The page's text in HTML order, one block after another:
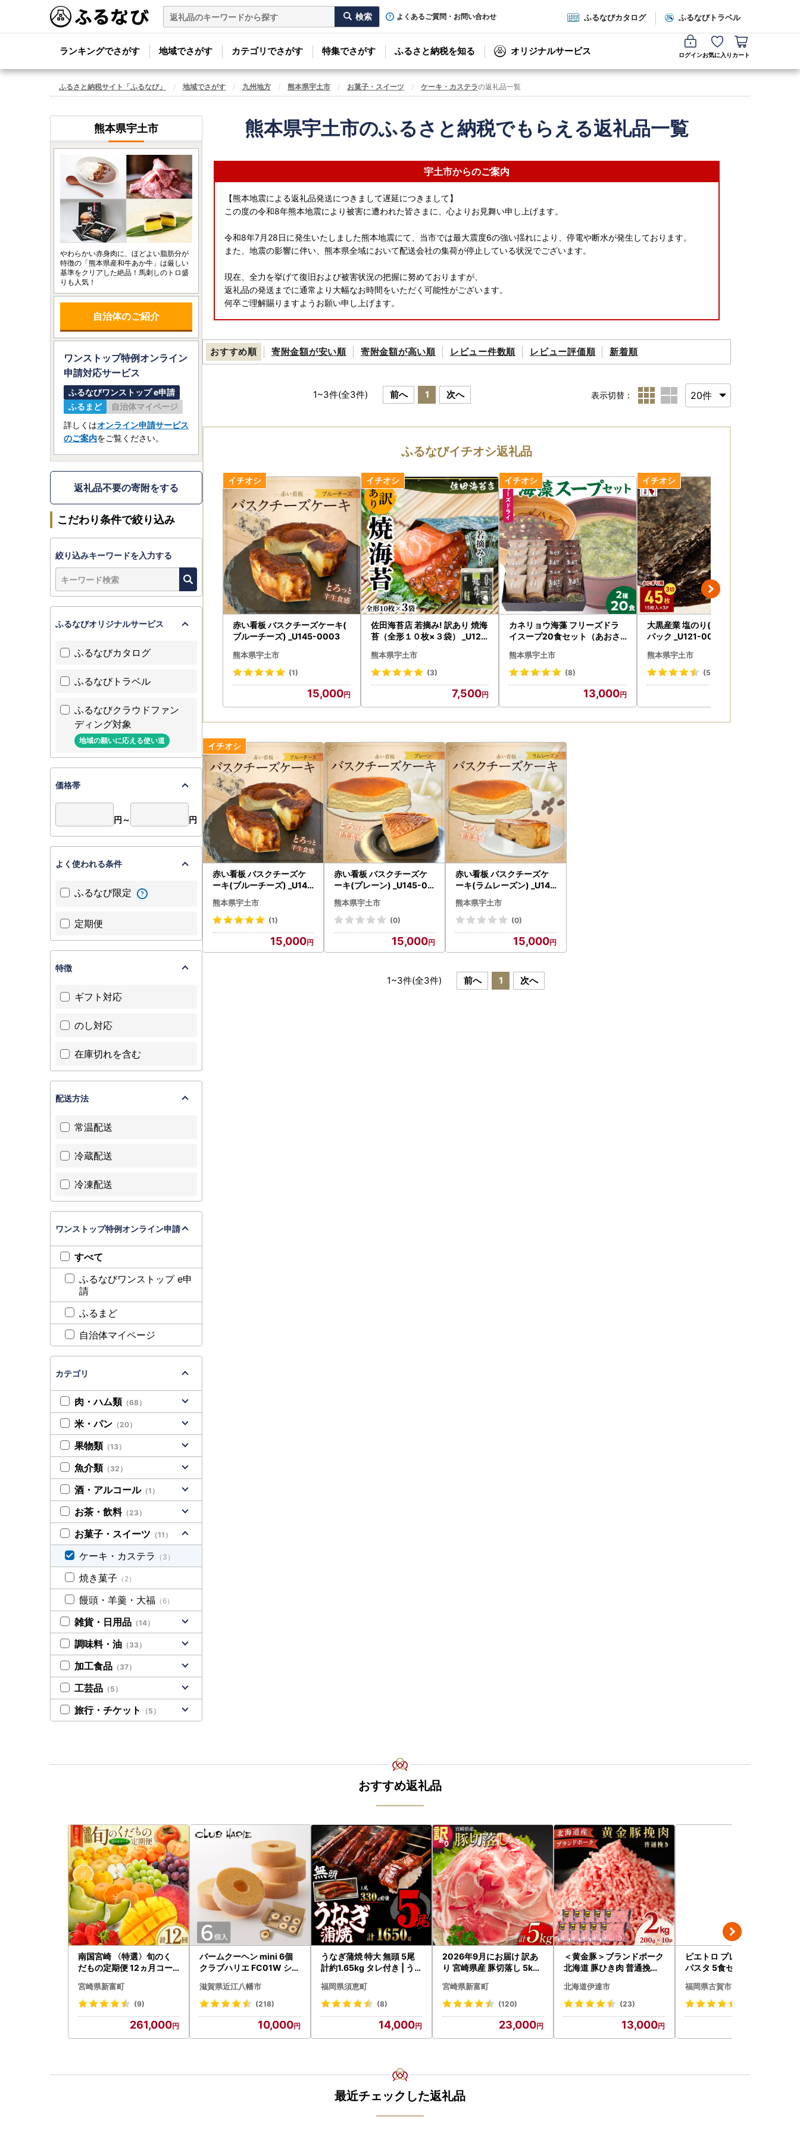
よくあるご質問・お問い合わせ ふるなびカタログ ふるなびトラベル
ランキングでさがす 地域でさがす カテゴリでさがす 特集でさがす ふるさと納税を知る オリジナルサービス ログインお気に入り カート
ふるさと納税サイト「ふるなび」 地域でさがす 九州地方 熊本県宇土市 お菓子・スイーツ ケーキ・カステラの返礼品一覧
熊本県宇土市のふるさと納税でもらえる返礼品一覧
宇土市からのご案内
【熊本地震による返礼品発送につきまして遅延につきまして】
この度の令和8年熊本地震により被害に遭われた皆さまに、心よりお見舞い申し上げます。
令和8年7月28日に発生いたしました熊本地震にて、当市では最大震度6の強い揺れにより、停電や断水が発生しております。
また、地震の影響に伴い、熊本県全域において配送会社の集荷が停止している状況でございます。
現在、全力を挙げて復旧および被害状況の把握に努めておりますが、
返礼品の発送までに通常より大幅なお時間をいただく可能性がございます。
何卒ご理解賜りますようお願い申し上げます。
おすすめ順 寄附金額が安い順 寄附金額が高い順 レビュー件数順 レビュー評価順 新着順
1~3件(全3件) 前へ 1 次へ 表示切替：
ふるなびイチオシ返礼品
赤い看板 バスクチーズケーキ(
ブルーチーズ) _U145-0003
熊本県宇土市
(1)
15,000
佐田海苔店 若摘み! 訳あり 焼海
苔（全形１０枚×３袋） _U12-
熊本県宇土市
(3)
7,500
カネリョウ海藻 フリーズドラ
イスープ20食セット（あおさ
味料無添加 _U19-0022
熊本県宇土市
(8)
13,000
大黒産業 塩のり(おにぎり用) 3
パック _U121-0011
熊本県宇土市
(5)
赤い看板 バスクチーズケ
ーキ(ブルーチーズ) _U145
-0003
熊本県宇土市
(1)
15,000
赤い看板 バスクチーズケ
ーキ(プレーン) _U145-00
01
熊本県宇土市
(0)
15,000
赤い看板 バスクチーズケ
ーキ(ラムレーズン) _U145
-0002
熊本県宇土市
(0)
15,000
1~3件(全3件) 前へ 1 次へ
熊本県宇土市
やわらかい赤身肉に、ほどよい脂肪分が
特徴の「熊本県産和牛あか牛」は厳しい
基準をクリアした絶品！馬刺しのトロ盛
りも人気！
自治体のご紹介
ワンストップ特例オンライン
申請対応サービス
ふるなびワンストップ e申請
ふるまど
自治体マイページ
詳しくはオンライン申請サービス
のご案内をご覧ください。
返礼品不要の寄附をする
こだわり条件で絞り込み
絞り込みキーワードを入力する
ふるなびオリジナルサービス
ふるなびカタログ
ふるなびトラベル
ふるなびクラウドファン
ディング対象
地域の願いに応える使い道
価格帯
円～ 円
よく使われる条件
ふるなび限定
定期便
特徴
ギフト対応
のし対応
在庫切れを含む
配送方法
常温配送
冷蔵配送
冷凍配送
ワンストップ特例オンライン申請
すべて
ふるなびワンストップ e申
請
ふるまど
自治体マイページ
カテゴリ
肉・ハム類 （68）
米・パン （20）
果物類 （13）
魚介類 （32）
酒・アルコール（1）
お茶・飲料（23）
お菓子・スイーツ （11）
ケーキ・カステラ （3）
焼き菓子 （2）
饅頭・羊羹・大福 （6）
雑貨・日用品 （14）
調味料・油 （33）
加工食品 （37）
工芸品 （5）
旅行・チケット （5）
おすすめ返礼品
南国宮崎 〈特選〉旬のく
だもの定期便 12ヵ月コー
宮崎県新富町
(9)
261,000
バームクーヘン mini 6個
クラブハリエ FC01W シェ
ン
滋賀県近江八幡市
(218)
10,000
うなぎ蒲焼 特大 無頭 5尾
計約1.65kg タレ付き | う
福岡県須恵町
(8)
14,000
2026年9月にお届け 訳あ
り 宮崎県産 豚切落し 5kg
宮崎県新富町
(120)
23,000
＜黄金豚＞ブランドポーク
北海道 豚ひき肉 普通挽き
北海道伊達市
(23)
13,000
ピエトロ プレミアム 冷凍
パスタ 5食セット パスタ
福岡県古賀市
最近チェックした返礼品